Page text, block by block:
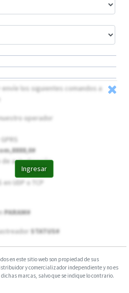
Ingresar
los siguientes comandos a
operador
de actualización
en UDP o TCP
PARAM#
STATUS#
en este sitio web son propiedad de sus
y comercializador independiente y no es
marcas, salvo que se indique lo contrario.